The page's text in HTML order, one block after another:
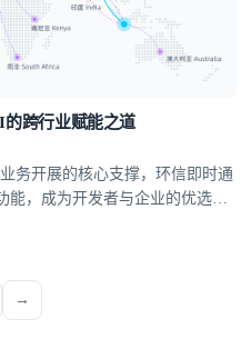
跨行业赋能之道
务开展的核心支撑，环信即时通
能，成为开发者与企业的优选方
→